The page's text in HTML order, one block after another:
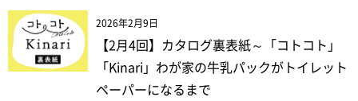
2026年2月9日
【2月4回】カタログ裏表紙～「コトコト」
「Kinari」わが家の牛乳パックがトイレット
ペーパーになるまで